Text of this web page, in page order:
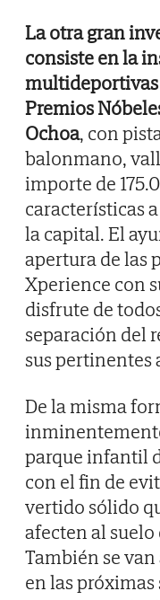
La otra gran
consiste en la
multideportivas
Premios
Ochoa, con
balonmano,
importe de
características
la capital. El
apertura de las
Xperience con
disfrute de
separación del
sus pertinentes
De la misma
parque infantil
con el fin de
vertido sólido
afecten al
También se
en las próximas